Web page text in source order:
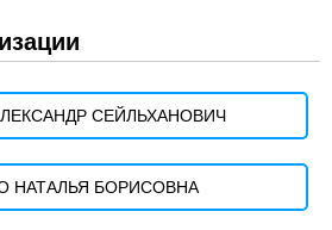
СЕЙЛЬХАНОВИЧ
НАТАЛЬЯ БОРИСОВНА